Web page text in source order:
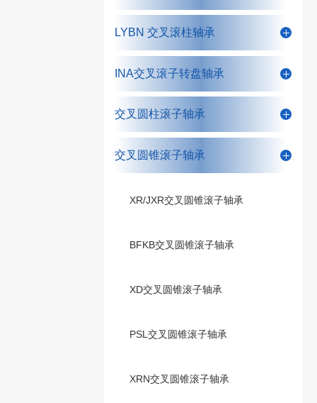
LYBN 交叉滚柱轴承
INA交叉滚子转盘轴承
交叉圆柱滚子轴承
交叉圆锥滚子轴承
XR/JXR交叉圆锥滚子轴承
BFKB交叉圆锥滚子轴承
XD交叉圆锥滚子轴承
PSL交叉圆锥滚子轴承
XRN交叉圆锥滚子轴承